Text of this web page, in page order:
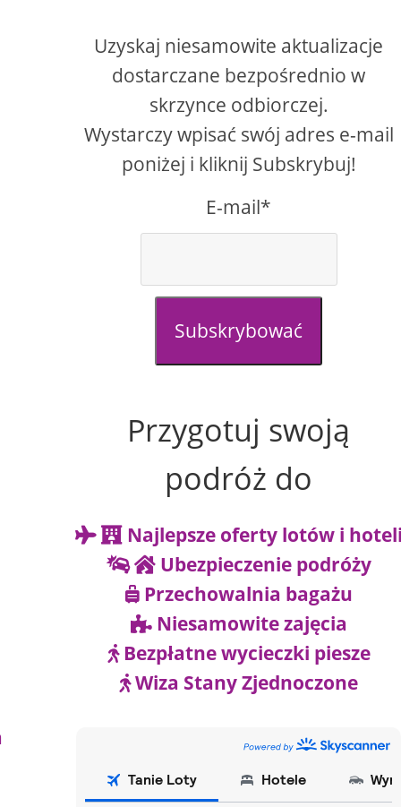
Uzyskaj niesamowite aktualizacje
dostarczane bezpośrednio w
skrzynce odbiorczej.
Wystarczy wpisać swój adres e-mail
poniżej i kliknij Subskrybuj!
E-mail*
Subskrybować
Przygotuj swoją
podróż do
Najlepsze oferty lotów i
Ubezpieczenie podróży
Przechowalnia bagażu
Niesamowite zajęcia
Bezpłatne wycieczki piesze
Wiza Stany Zjednoczone